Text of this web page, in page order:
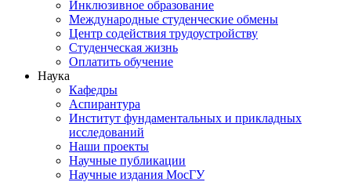
Инклюзивное образование
Международные студенческие обмены
Центр содействия трудоустройству
Студенческая жизнь
Оплатить обучение
Наука
Кафедры
Аспирантура
Институт фундаментальных и прикладных
исследований
Наши проекты
Научные публикации
Научные издания МосГУ